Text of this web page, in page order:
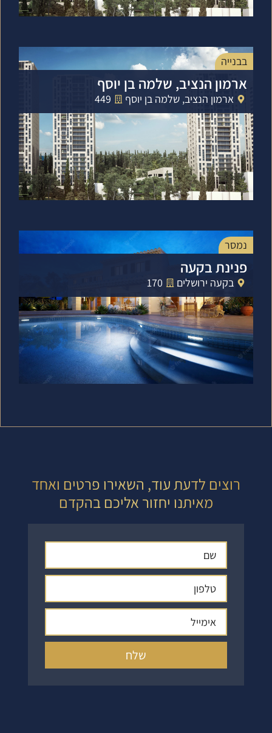
בבנייה
ארמון הנציב, שלמה בן יוסף
ארמון הנציב, שלמה בן יוסף 449
נמסר
פנינת בקעה
בקעה ירושלים 170
רוצים לדעת עוד, השאירו פרטים ואחד
מאיתנו יחזור אליכם בהקדם
שלח